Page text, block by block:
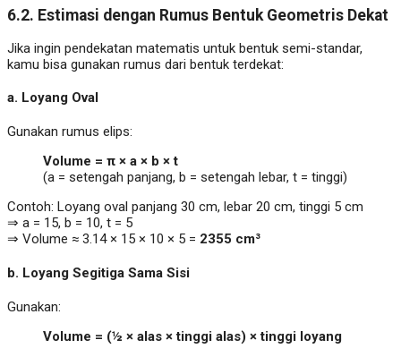
6.2. Estimasi dengan Rumus Bentuk Geometris Dekat
Jika ingin pendekatan matematis untuk bentuk semi-standar,
kamu bisa gunakan rumus dari bentuk terdekat:
a. Loyang Oval
Gunakan rumus elips:
Volume = π × a × b × t
(a = setengah panjang, b = setengah lebar, t = tinggi)
Contoh: Loyang oval panjang 30 cm, lebar 20 cm, tinggi 5 cm
⇒ a = 15, b = 10, t = 5
⇒ Volume ≈ 3.14 × 15 × 10 × 5 = 2355 cm³
b. Loyang Segitiga Sama Sisi
Gunakan:
Volume = (½ × alas × tinggi alas) × tinggi loyang